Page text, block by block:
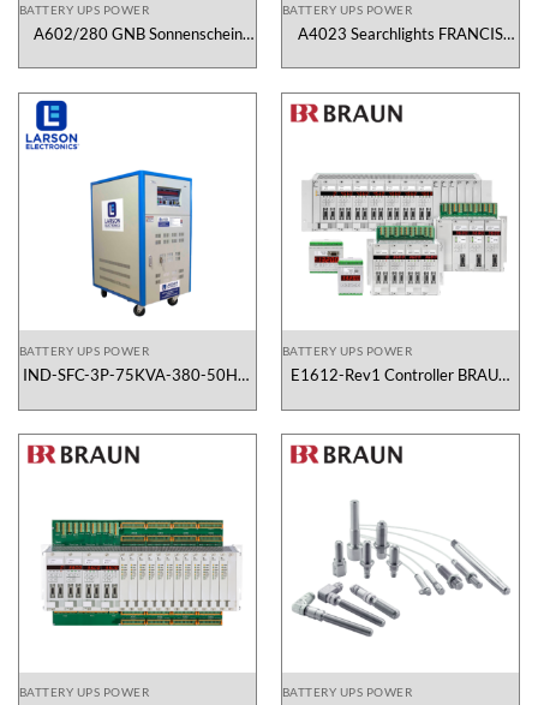
BATTERY UPS POWER
A602/280 GNB Sonnenschein
BATTERY UPS POWER
A4023 Searchlights FRANCIS
BATTERY UPS POWER
IND-SFC-3P-75KVA-380-50HZ-
Vietnam
BATTERY UPS POWER
E1612-Rev1 Controller BRAUN
BATTERY UPS POWER BATTERY UPS POWER